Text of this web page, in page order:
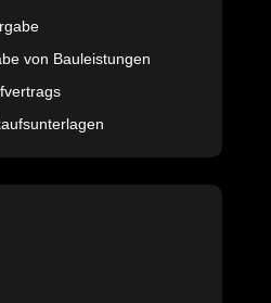
von Bauleistungen